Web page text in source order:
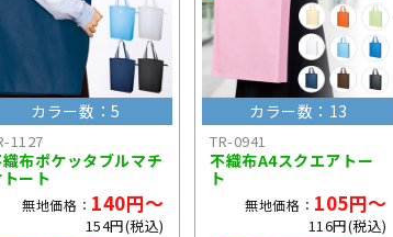
カラー数：5
1127
布ポケッタブルマチ
ート
無地価格： 140円～
154円(税込)
カラー数：13
TR-0941
不織布A4スクエアトー
ト
無地価格： 105円～
116円(税込)